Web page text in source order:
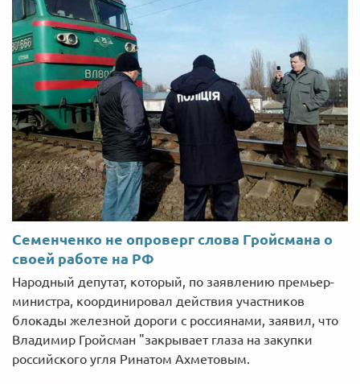
Семенченко не опроверг слова Гройсмана о
своей работе на РФ
Народный депутат, который, по заявлению премьер-
министра, координировал действия участников
блокады железной дороги с россиянами, заявил, что
Владимир Гройсман "закрывает глаза на закупки
российского угля Ринатом Ахметовым.